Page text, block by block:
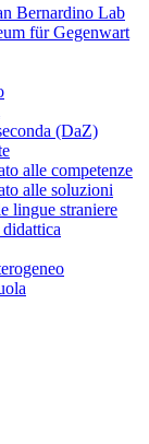
Bernardino Lab
für Gegenwart
(DaZ)
alle competenze
alle soluzioni
lingue straniere